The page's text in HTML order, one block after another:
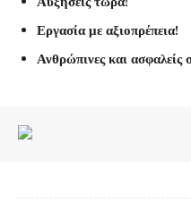
Εργασία με αξιοπρέπεια!
Ανθρώπινες και ασφαλείς